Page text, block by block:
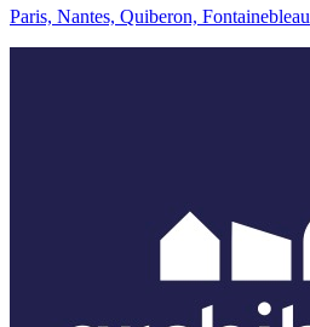
Paris, Nantes, Quiberon, Fontainebleau